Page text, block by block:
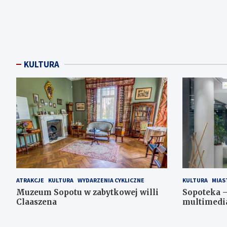
KULTURA
ATRAKCJE KULTURA WYDARZENIA CYKLICZNE
Muzeum Sopotu w zabytkowej willi
Claaszena
KULTURA
Sopoteka